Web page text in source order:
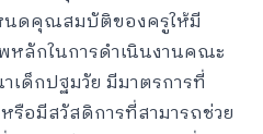
นดคุณสมบัติของครูให้มี
หลักในการดำเนินงานคณะ
เด็กปฐมวัย มีมาตรการที่
รือมีสวัสดิการที่สามารถช่วย